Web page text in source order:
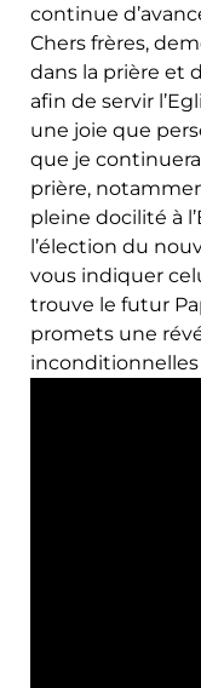
continue
Chers frères,
dans la prière et
afin de servir
une joie que
que je
prière,
pleine docilité à
l’élection du
vous indiquer
trouve le futur
promets une
inconditionnelles